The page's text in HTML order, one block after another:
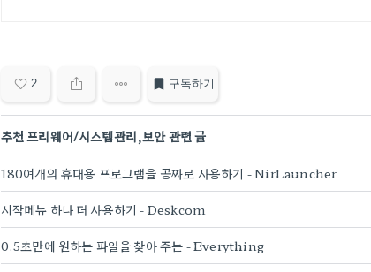
2 구독하기
추천 프리웨어/시스템관리,보안 관련 글
180여개의 휴대용 프로그램을 공짜로 사용하기 - NirLauncher
시작메뉴 하나 더 사용하기 - Deskcom
0.5초만에 원하는 파일을 찾아 주는 - Everything